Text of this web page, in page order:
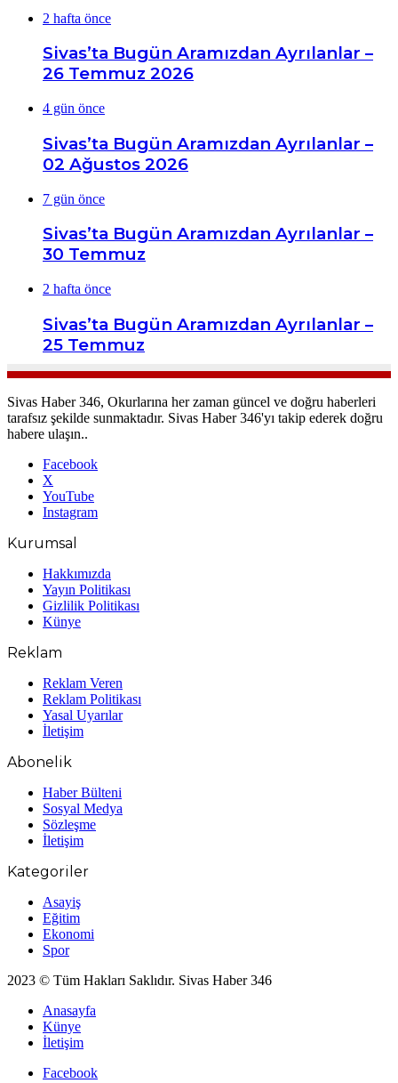
2 hafta önce
Sivas’ta Bugün Aramızdan Ayrılanlar –
26 Temmuz 2026
4 gün önce
Sivas’ta Bugün Aramızdan Ayrılanlar –
02 Ağustos 2026
7 gün önce
Sivas’ta Bugün Aramızdan Ayrılanlar –
30 Temmuz
2 hafta önce
Sivas’ta Bugün Aramızdan Ayrılanlar –
25 Temmuz
Sivas Haber 346, Okurlarına her zaman güncel ve doğru haberleri
tarafsız şekilde sunmaktadır. Sivas Haber 346'yı takip ederek doğru
habere ulaşın..
Facebook
X
YouTube
Instagram
Kurumsal
Hakkımızda
Yayın Politikası
Gizlilik Politikası
Künye
Reklam
Reklam Veren
Reklam Politikası
Yasal Uyarılar
İletişim
Abonelik
Haber Bülteni
Sosyal Medya
Sözleşme
İletişim
Kategoriler
Asayiş
Eğitim
Ekonomi
Spor
2023 © Tüm Hakları Saklıdır. Sivas Haber 346
Anasayfa
Künye
İletişim
Facebook